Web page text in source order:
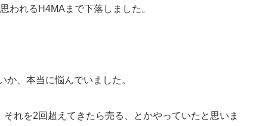
われるH4MAまで下落しました。
か、本当に悩んでいました。
それを2回超えてきたら売る、とかやっていたと思いま